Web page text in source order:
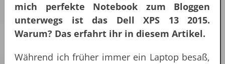
mich perfekte Notebook zum Bloggen
unterwegs ist das Dell XPS 13 2015.
Warum? Das erfahrt ihr in diesem Artikel.
Während ich früher immer ein Laptop besaß,